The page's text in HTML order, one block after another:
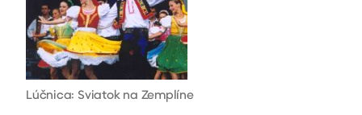
Lúčnica: Sviatok na Zemplíne